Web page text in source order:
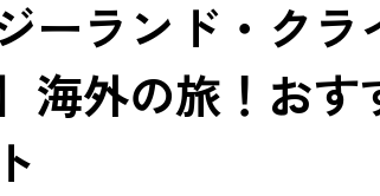
ーランド・ク
海外の旅！お